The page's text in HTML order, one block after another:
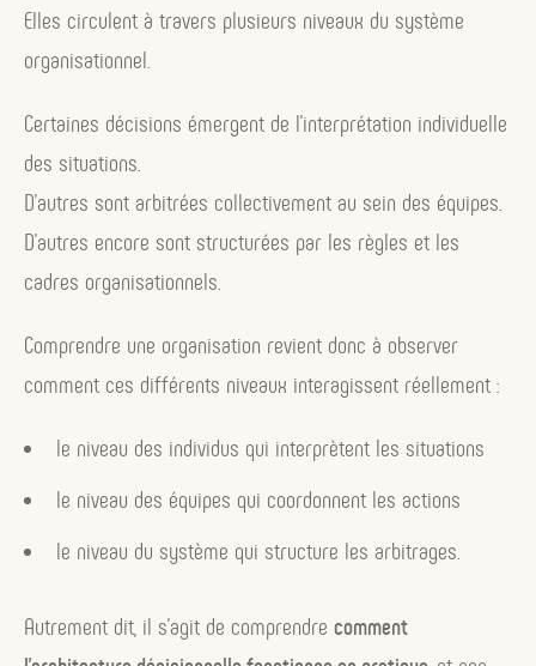
Elles circulent à travers plusieurs niveaux du système
organisationnel.
Certaines décisions émergent de l’interprétation individuelle
des situations.
D’autres sont arbitrées collectivement au sein des équipes.
D’autres encore sont structurées par les règles et les
cadres organisationnels.
Comprendre une organisation revient donc à observer
comment ces différents niveaux interagissent réellement :
le niveau des individus qui interprètent les situations
le niveau des équipes qui coordonnent les actions
le niveau du système qui structure les arbitrages.
Autrement dit, il s’agit de comprendre comment